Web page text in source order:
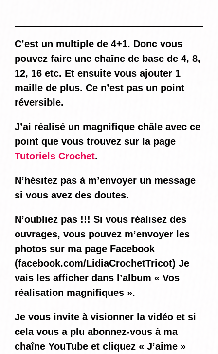
C’est un multiple de 4+1. Donc vous
pouvez faire une chaîne de base de 4, 8,
12, 16 etc. Et ensuite vous ajouter 1
maille de plus. Ce n’est pas un point
réversible.
J’ai réalisé un magnifique châle avec ce
point que vous trouvez sur la page
Tutoriels Crochet.
N’hésitez pas à m’envoyer un message
si vous avez des doutes.
N’oubliez pas !!! Si vous réalisez des
ouvrages, vous pouvez m’envoyer les
photos sur ma page Facebook
(facebook.com/LidiaCrochetTricot) Je
vais les afficher dans l’album « Vos
réalisation magnifiques ».
Je vous invite à visionner la vidéo et si
cela vous a plu abonnez-vous à ma
chaîne YouTube et cliquez « J’aime »